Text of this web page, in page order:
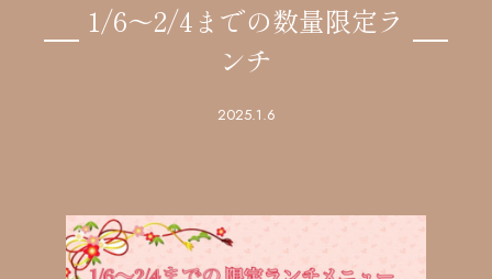
1/6～2/4までの数量限定ラ
ンチ
2025.1.6